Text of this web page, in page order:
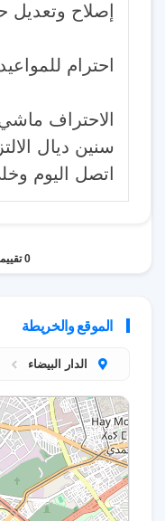
إصلاح
احترام
الاحتراف
سنين ديال
اتصل اليوم
0 تقييمات
الموقع والخريطة
الدار البيضاء